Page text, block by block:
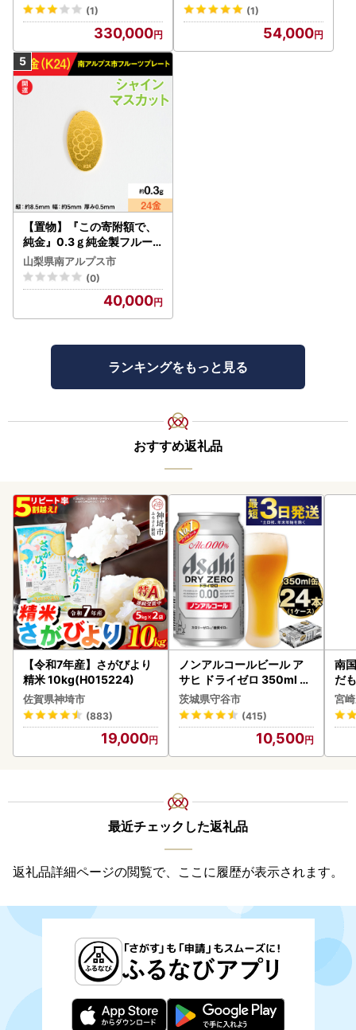
レクション )【220-0236
】
(1)
330,000
(1)
54,000
【置物】『この寄附額で、
純金』0.3ｇ純金製フルー
ツプレート【ブドウ ・マス
カット】 ALPBK190
山梨県南アルプス市
(0)
40,000
ランキングをもっと見る
おすすめ返礼品
【令和7年産】さがびより
精米 10kg(H015224)
佐賀県神埼市
(883)
19,000
ノンアルコールビール ア
サヒ ドライゼロ 350ml 24
本 ノンアル ビール asashi
守谷市
茨城県守谷市
(415)
10,500
南
だ
ス
宮
最近チェックした返礼品
返礼品詳細ページの閲覧で、ここに履歴が表示されます。